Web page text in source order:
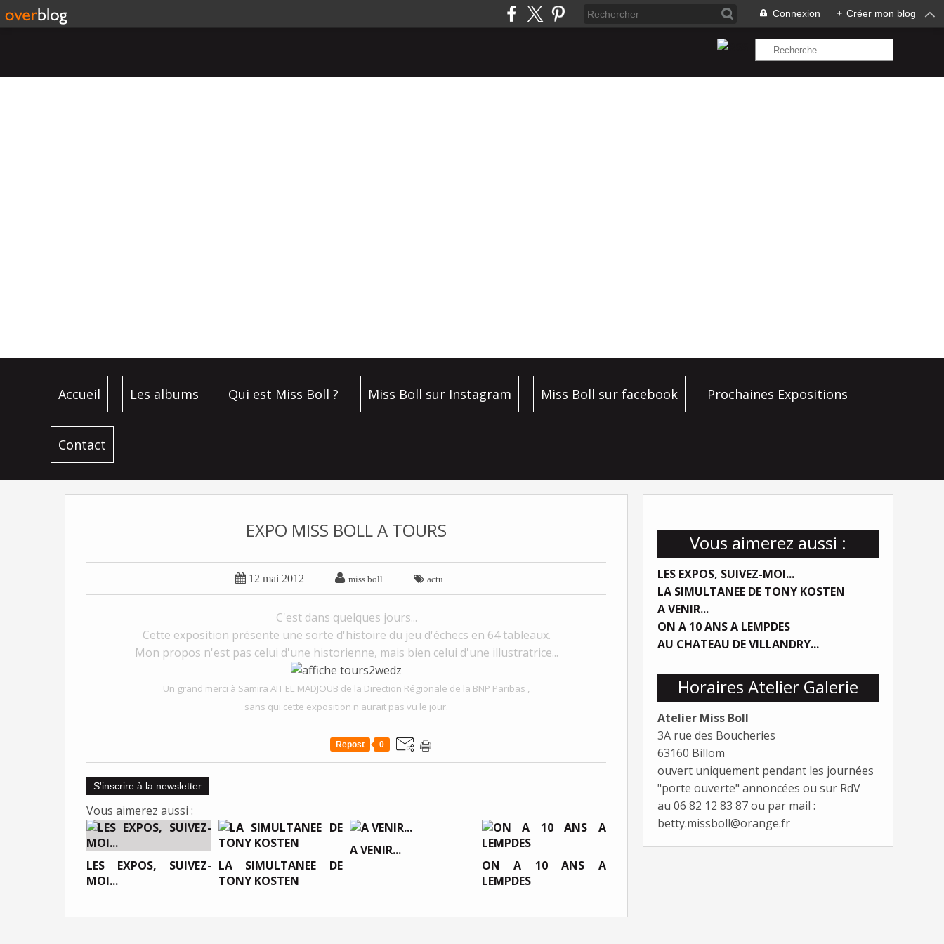
Connexion + Créer mon blog
Accueil Les albums Qui est Miss Boll ? Miss Boll sur Instagram Miss Boll sur facebook Prochaines Expositions
Contact
Vous aimerez aussi :
LES EXPOS, SUIVEZ-MOI...
LA SIMULTANEE DE TONY KOSTEN
A VENIR...
ON A 10 ANS A LEMPDES
AU CHATEAU DE VILLANDRY...
Horaires Atelier Galerie
Atelier Miss Boll
3A rue des Boucheries
63160 Billom
ouvert uniquement pendant les journées
"porte ouverte" annoncées ou sur RdV
au 06 82 12 83 87 ou par mail :
betty.missboll@orange.fr
EXPO MISS BOLL A TOURS
 12 mai 2012  miss boll  actu
C'est dans quelques jours...
Cette exposition présente une sorte d'histoire du jeu d'échecs en 64 tableaux.
Mon propos n'est pas celui d'une historienne, mais bien celui d'une illustratrice...
Un grand merci à Samira AIT EL MADJOUB de la Direction Régionale de la BNP Paribas ,
sans qui cette exposition n'aurait pas vu le jour.
Repost 0
S'inscrire à la newsletter
Vous aimerez aussi :
LES EXPOS, SUIVEZ-
MOI...
LA SIMULTANEE DE
TONY KOSTEN
A VENIR...
ON A 10 ANS A
LEMPDES